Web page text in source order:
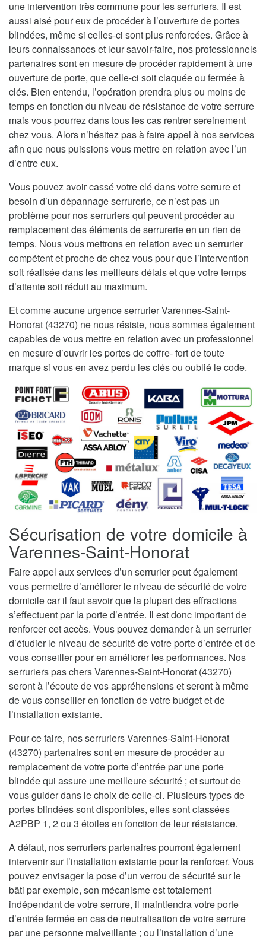
une intervention très commune pour les serruriers. Il est
aussi aisé pour eux de procéder à l’ouverture de portes
blindées, même si celles-ci sont plus renforcées. Grâce à
leurs connaissances et leur savoir-faire, nos professionnels
partenaires sont en mesure de procéder rapidement à une
ouverture de porte, que celle-ci soit claquée ou fermée à
clés. Bien entendu, l’opération prendra plus ou moins de
temps en fonction du niveau de résistance de votre serrure
mais vous pourrez dans tous les cas rentrer sereinement
chez vous. Alors n’hésitez pas à faire appel à nos services
afin que nous puissions vous mettre en relation avec l’un
d’entre eux.
Vous pouvez avoir cassé votre clé dans votre serrure et
besoin d’un dépannage serrurerie, ce n’est pas un
problème pour nos serruriers qui peuvent procéder au
remplacement des éléments de serrurerie en un rien de
temps. Nous vous mettrons en relation avec un serrurier
compétent et proche de chez vous pour que l’intervention
soit réalisée dans les meilleurs délais et que votre temps
d’attente soit réduit au maximum.
Et comme aucune urgence serrurier Varennes-Saint-
Honorat (43270) ne nous résiste, nous sommes également
capables de vous mettre en relation avec un professionnel
en mesure d’ouvrir les portes de coffre- fort de toute
marque si vous en avez perdu les clés ou oublié le code.
Sécurisation de votre domicile à
Varennes-Saint-Honorat
Faire appel aux services d’un serrurier peut également
vous permettre d’améliorer le niveau de sécurité de votre
domicile car il faut savoir que la plupart des effractions
s’effectuent par la porte d’entrée. Il est donc important de
renforcer cet accès. Vous pouvez demander à un serrurier
d’étudier le niveau de sécurité de votre porte d’entrée et de
vous conseiller pour en améliorer les performances. Nos
serruriers pas chers Varennes-Saint-Honorat (43270)
seront à l’écoute de vos appréhensions et seront à même
de vous conseiller en fonction de votre budget et de
l’installation existante.
Pour ce faire, nos serruriers Varennes-Saint-Honorat
(43270) partenaires sont en mesure de procéder au
remplacement de votre porte d’entrée par une porte
blindée qui assure une meilleure sécurité ; et surtout de
vous guider dans le choix de celle-ci. Plusieurs types de
portes blindées sont disponibles, elles sont classées
A2PBP 1, 2 ou 3 étoiles en fonction de leur résistance.
A défaut, nos serruriers partenaires pourront également
intervenir sur l’installation existante pour la renforcer. Vous
pouvez envisager la pose d’un verrou de sécurité sur le
bâti par exemple, son mécanisme est totalement
indépendant de votre serrure, il maintiendra votre porte
d’entrée fermée en cas de neutralisation de votre serrure
par une personne malveillante ; ou l’installation d’une